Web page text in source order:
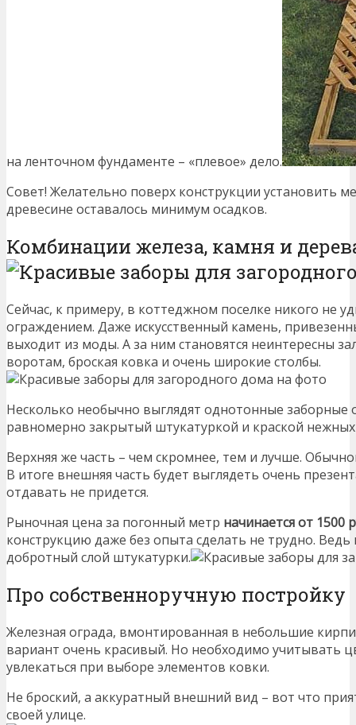
на ленточном фундаменте – «плевое» дело.
Совет! Желательно поверх конструкции установить
древесине оставалось минимум осадков.
Комбинации железа, камня и
Сейчас, к примеру, в коттеджном поселке никого не
ограждением. Даже искусственный камень,
выходит из моды. А за ним становятся неинтересны
воротам, броская ковка и очень широкие столбы.
Несколько необычно выглядят однотонные заборные
равномерно закрытый штукатуркой и краской
Верхняя же часть – чем скромнее, тем и лучше.
В итоге внешняя часть будет выглядеть очень
отдавать не придется.
Рыночная цена за погонный метр начинается от 1500
конструкцию даже без опыта сделать не трудно. Ведь
добротный слой штукатурки.
Про собственноручную постройку
Железная ограда, вмонтированная в небольшие
вариант очень красивый. Но необходимо учитывать
увлекаться при выборе элементов ковки.
Не броский, а аккуратный внешний вид – вот что
своей улице.